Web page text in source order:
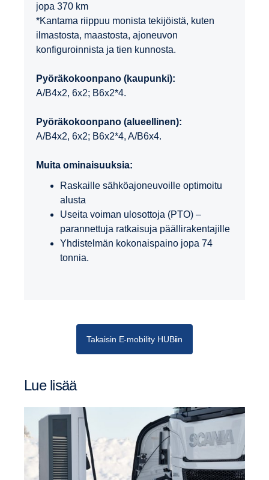
jopa 370 km
*Kantama riippuu monista tekijöistä, kuten
ilmastosta, maastosta, ajoneuvon
konfiguroinnista ja tien kunnosta.
Pyöräkokoonpano (kaupunki):
A/B4x2, 6x2; B6x2*4.
Pyöräkokoonpano (alueellinen):
A/B4x2, 6x2; B6x2*4, A/B6x4.
Muita ominaisuuksia:
Raskaille sähköajoneuvoille optimoitu
alusta
Useita voiman ulosottoja (PTO) –
parannettuja ratkaisuja päällirakentajille
Yhdistelmän kokonaispaino jopa 74
tonnia.
Takaisin E-mobility HUBiin
Lue lisää